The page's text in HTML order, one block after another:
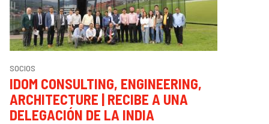
SOCIOS
IDOM CONSULTING, ENGINEERING,
ARCHITECTURE | RECIBE A UNA
DELEGACIÓN DE LA INDIA